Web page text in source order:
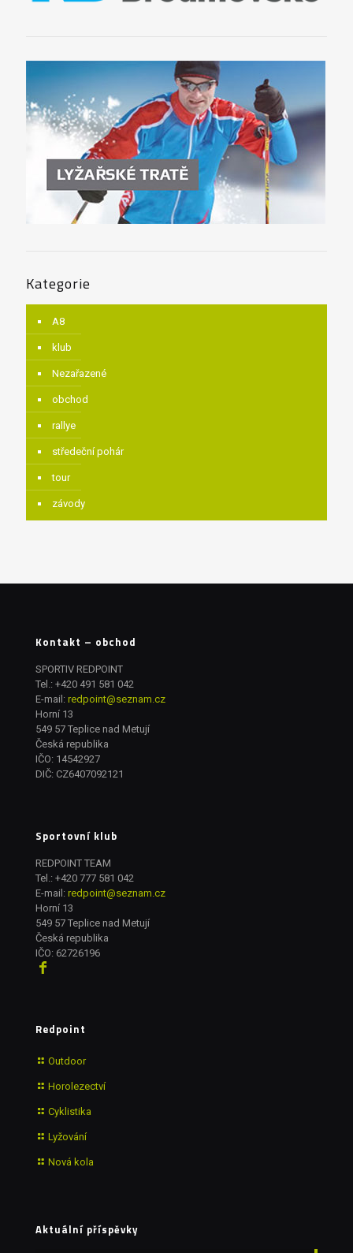
Kategorie
A8
klub
Nezařazené
obchod
rallye
středeční pohár
tour
závody
Kontakt – obchod
SPORTIV REDPOINT
Tel.: +420 491 581 042
E-mail: redpoint@seznam.cz
Horní 13
549 57 Teplice nad Metují
Česká republika
IČO: 14542927
DIČ: CZ6407092121
Sportovní klub
REDPOINT TEAM
Tel.: +420 777 581 042
E-mail: redpoint@seznam.cz
Horní 13
549 57 Teplice nad Metují
Česká republika
IČO: 62726196
Redpoint
Outdoor
Horolezectví
Cyklistika
Lyžování
Nová kola
Aktuální příspěvky